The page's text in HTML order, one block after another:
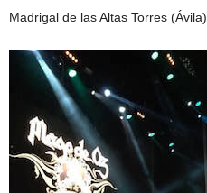
Madrigal de las Altas Torres (Ávila)